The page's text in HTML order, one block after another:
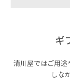
ギ
清川屋ではご用
しな